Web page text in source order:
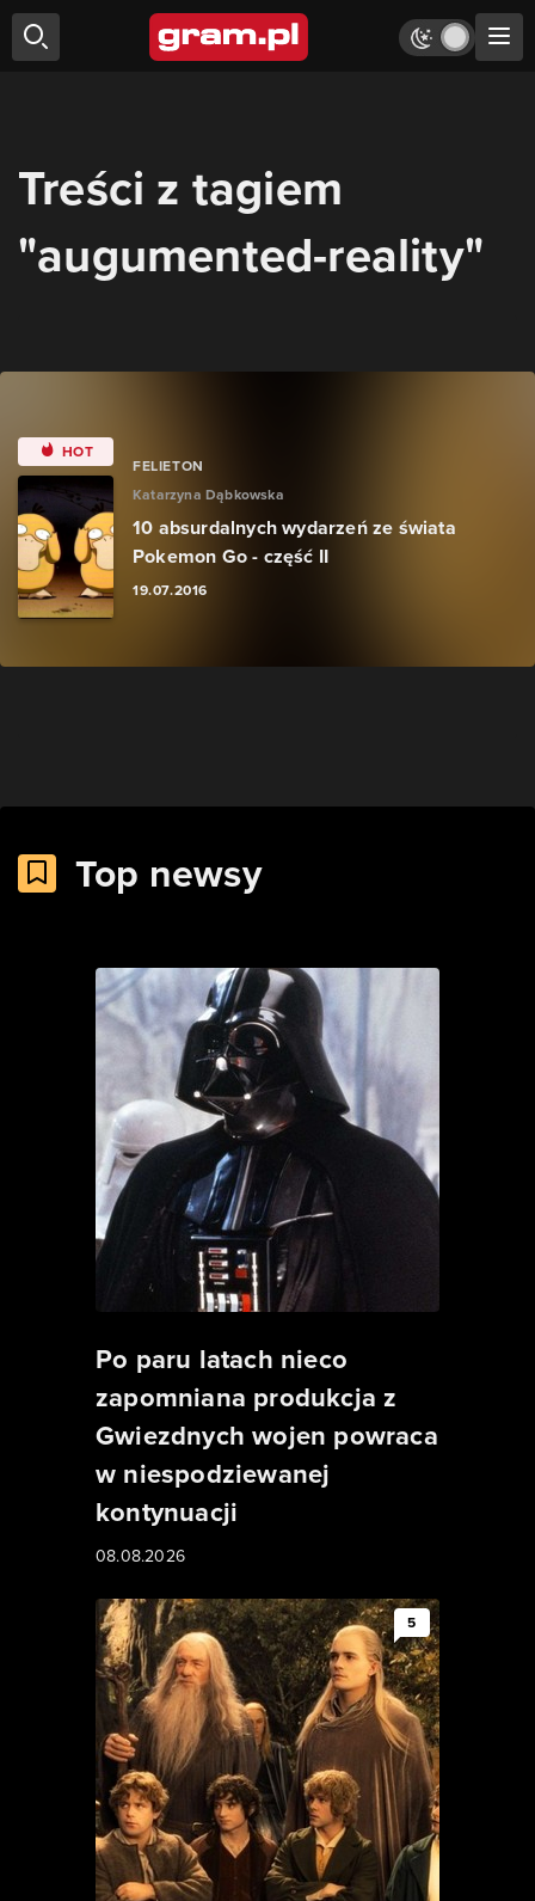
Treści z tagiem
"augumented-reality"
HOT
FELIETON
Katarzyna Dąbkowska
10 absurdalnych wydarzeń ze świata
Pokemon Go - część II
19.07.2016
Top newsy
Po paru latach nieco
zapomniana produkcja z
Gwiezdnych wojen powraca
w niespodziewanej
kontynuacji
08.08.2026
5